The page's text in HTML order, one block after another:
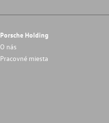
Porsche Holding
O nás
Pracovné miesta